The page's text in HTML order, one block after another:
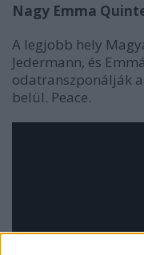
Nagy Emma
A legjobb hely
Jedermann, és
odatranszponálják
belül. Peace.